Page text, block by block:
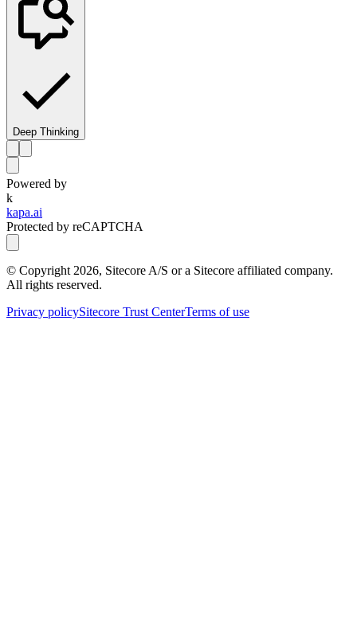
Deep Thinking
Powered by
k
kapa.ai
Protected by reCAPTCHA
© Copyright2026, Sitecore A/S or a Sitecore affiliated company.
All rights reserved.
Privacy policySitecore Trust CenterTerms of use